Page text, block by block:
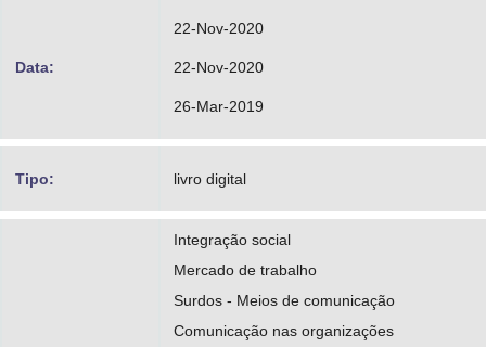
Data:
22-Nov-2020
22-Nov-2020
26-Mar-2019
Tipo: livro digital
Integração social
Mercado de trabalho
Surdos - Meios de comunicação
Comunicação nas organizações